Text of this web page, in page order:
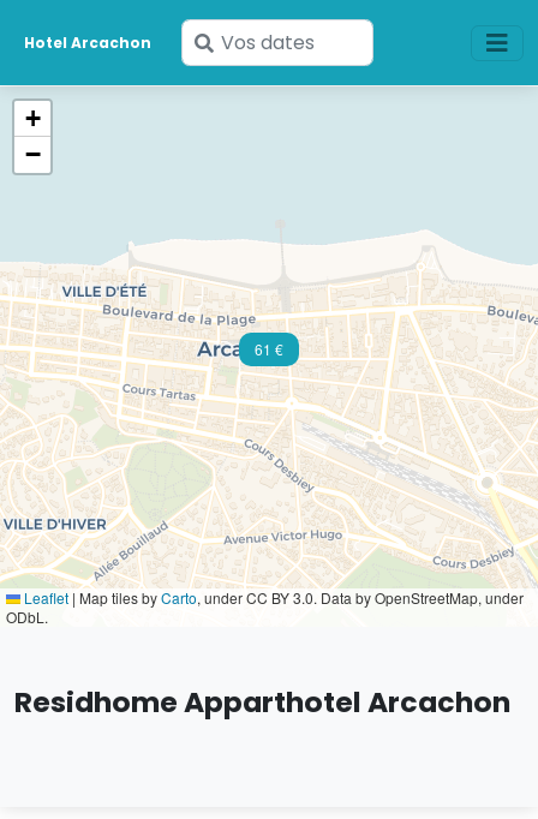
Hotel Arcachon
Saisissez
vos
61 €
+
−
Leaflet | Map tiles byCarto, under CC BY 3.0. Data by OpenStreetMap, under
ODbL.
Residhome Apparthotel Arcachon